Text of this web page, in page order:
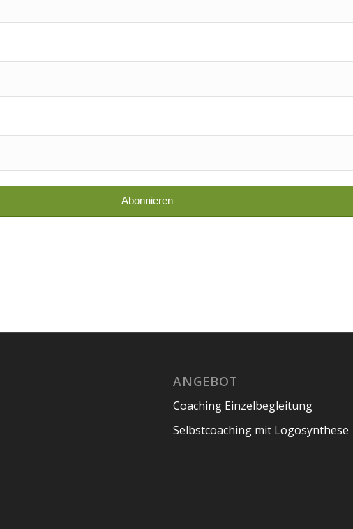
ANGEBOT
Coaching Einzelbegleitung
Selbstcoaching mit Logosynthese